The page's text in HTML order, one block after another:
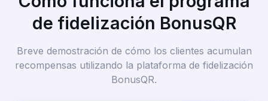
de fidelización BonusQR
Breve demostración de cómo los clientes acumulan
recompensas utilizando la plataforma de fidelización
BonusQR.